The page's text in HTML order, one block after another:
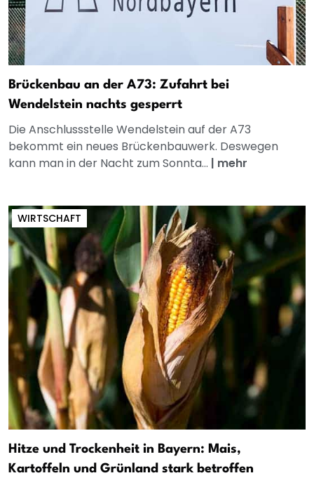
Brückenbau an der A73: Zufahrt bei
Wendelstein nachts gesperrt
Die Anschlussstelle Wendelstein auf der A73
bekommt ein neues Brückenbauwerk. Deswegen
kann man in der Nacht zum Sonnta... | mehr
WIRTSCHAFT
Hitze und Trockenheit in Bayern: Mais,
Kartoffeln und Grünland stark betroffen